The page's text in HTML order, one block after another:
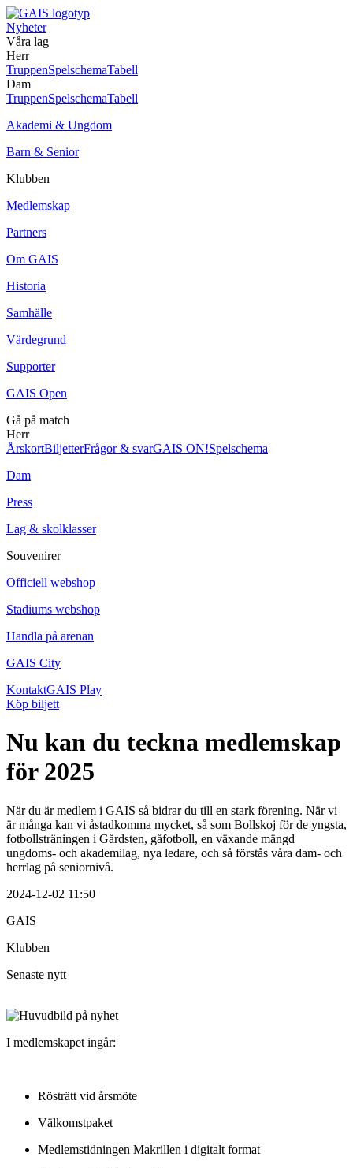
Nyheter
Våra lag
Herr
TruppenSpelschemaTabell
Dam
TruppenSpelschemaTabell
Akademi & Ungdom
Barn & Senior
Klubben
Medlemskap
Partners
Om GAIS
Historia
Samhälle
Värdegrund
Supporter
GAIS Open
Gå på match
Herr
ÅrskortBiljetterFrågor & svarGAIS ON!Spelschema
Dam
Press
Lag & skolklasser
Souvenirer
Officiell webshop
Stadiums webshop
Handla på arenan
GAIS City
KontaktGAIS Play
Köp biljett
Nu kan du teckna medlemskap
för 2025
När du är medlem i GAIS så bidrar du till en stark förening. När vi
är många kan vi åstadkomma mycket, så som Bollskoj för de yngsta,
fotbollsträningen i Gårdsten, gåfotboll, en växande mängd
ungdoms- och akademilag, nya ledare, och så förstås våra dam- och
herrlag på seniornivå.
2024-12-02 11:50
GAIS
Klubben
Senaste nytt
I medlemskapet ingår:
Rösträtt vid årsmöte
Välkomstpaket
Medlemstidningen Makrillen i digitalt format